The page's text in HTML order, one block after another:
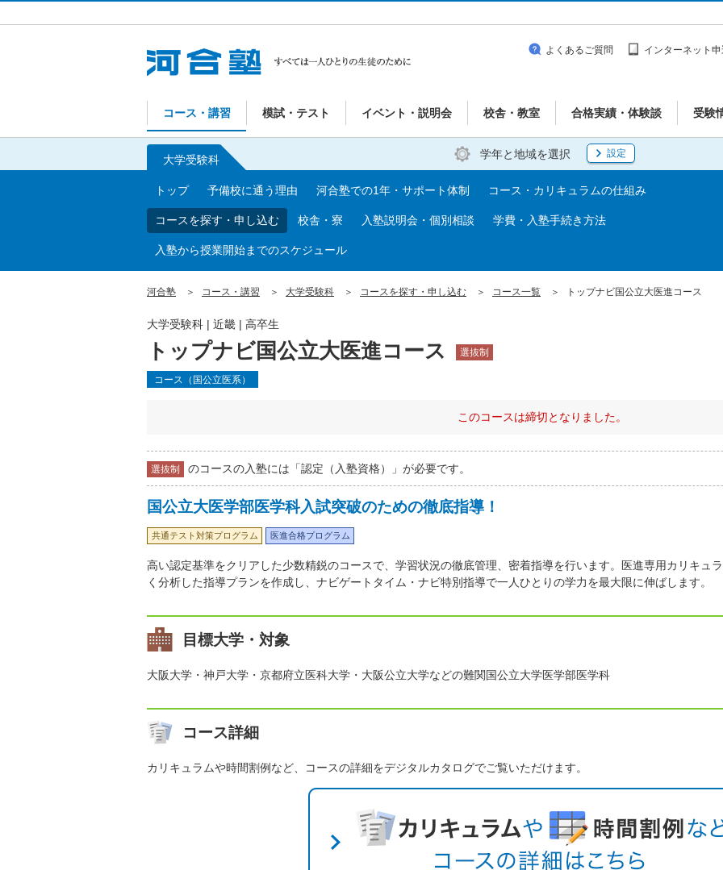
コース・講習 模試・テスト イベント・説明会 校舎・教室 合格実績・体験談 受験
よくあるご質問 インターネット申
学年と地域を選択 設定
大学受験科
トップ 予備校に通う理由 河合塾での1年・サポート体制 コース・カリキュラムの仕組み
コースを探す・申し込む 校舎・寮 入塾説明会・個別相談 学費・入塾手続き方法
入塾から授業開始までのスケジュール
河合塾 コース・講習 大学受験科 コースを探す・申し込む コース一覧 トップナビ国公立大医進コース
トップナビ国公立大医進コース 選抜制
大学受験科 | 近畿 | 高卒生
コース（国公立医系）
このコースは締切となりました。
選抜制 のコースの入塾には「認定（入塾資格）」が必要です。
国公立大医学部医学科入試突破のための徹底指導！
共通テスト対策プログラム 医進合格プログラム
高い認定基準をクリアした少数精鋭のコースで、学習状況の徹底管理、密着指導を行います。医進専用カリキュ
く分析した指導プランを作成し、ナビゲートタイム・ナビ特別指導で一人ひとりの学力を最大限に伸ばします。
目標大学・対象
大阪大学・神戸大学・京都府立医科大学・大阪公立大学などの難関国公立大学医学部医学科
コース詳細
カリキュラムや時間割例など、コースの詳細をデジタルカタログでご覧いただけます。